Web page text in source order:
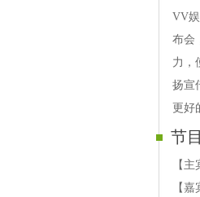
VV
布会
力，
扬宣
更好
节
【
【